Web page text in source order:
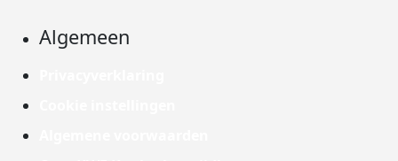
Algemeen